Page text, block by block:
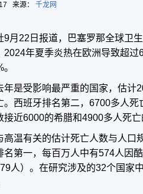
来源： 千龙网
9月22日报道，巴塞罗那全球卫
2024年夏季炎热在欧洲导致超
年是受影响最严重的国家，估计
。西班牙排名第二，6700多人
接近6000的希腊和4900多人死
高温有关的估计死亡人数与人口
名第一，每百万人中有574人因
人）。在研究涉及的32个国家